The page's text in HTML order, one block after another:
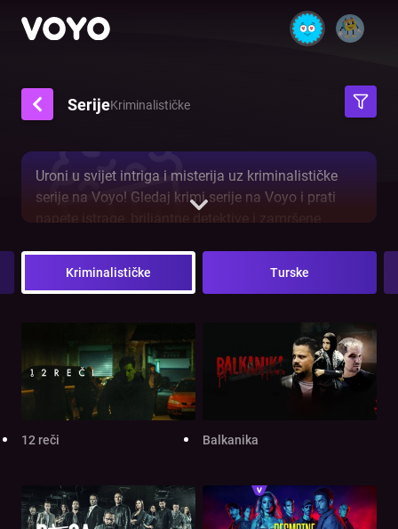
SerijeKriminalističke
Uroni u svijet intriga i misterija uz kriminalističke
serije na Voyo! Gledaj krimi serije na Voyo i prati
napete istrage, briljantne detektive i zamršene
kolekcija nudi najbolje kriminalističke priče iz cijelog
Kriminalističke Turske
12 reči Balkanika